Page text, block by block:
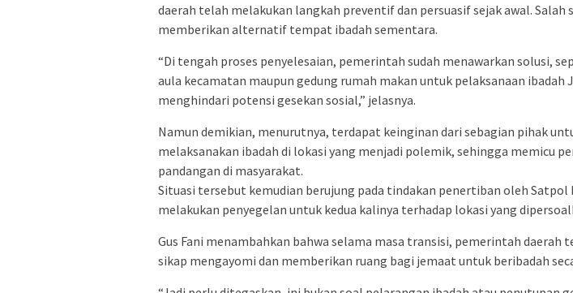
daerah telah melakukan langkah preventif dan persuasif sejak awal. Salah
memberikan alternatif tempat ibadah sementara.
“Di tengah proses penyelesaian, pemerintah sudah menawarkan solusi,
aula kecamatan maupun gedung rumah makan untuk pelaksanaan ibadah
menghindari potensi gesekan sosial,” jelasnya.
Namun demikian, menurutnya, terdapat keinginan dari sebagian pihak
melaksanakan ibadah di lokasi yang menjadi polemik, sehingga memicu
pandangan di masyarakat.
Situasi tersebut kemudian berujung pada tindakan penertiban oleh Satpol
melakukan penyegelan untuk kedua kalinya terhadap lokasi yang
Gus Fani menambahkan bahwa selama masa transisi, pemerintah daerah
sikap mengayomi dan memberikan ruang bagi jemaat untuk beribadah